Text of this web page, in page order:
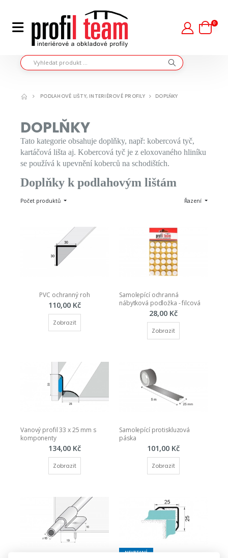
0
PODLAHOVÉ LIŠTY, INTERIÉROVÉ PROFILY DOPLŇKY
DOPLŇKY
Tato kategorie obsahuje doplňky, např: kobercová tyč,
kartáčová lišta aj. Kobercová tyč je z eloxovaného hliníku
se používá k upevnění koberců na schodištích.
Doplňky k podlahovým lištám
Počet produktů Řazení
PVC ochranný roh
110,00 Kč
Zobrazit
Samolepící ochranná
nábytková podložka - filcová
28,00 Kč
Zobrazit
Vanový profil 33 x 25 mm s
komponenty
134,00 Kč
Zobrazit
Samolepící protiskluzová
páska
101,00 Kč
Zobrazit
NEVRTANÉ